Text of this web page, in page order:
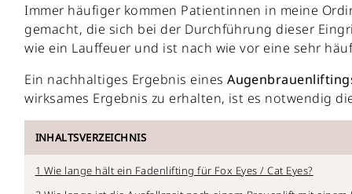
Immer häufiger kommen Patientinnen in meine
gemacht, die sich bei der Durchführung dieser
wie ein Lauffeuer und ist nach wie vor eine sehr
Ein nachhaltiges Ergebnis eines
wirksames Ergebnis zu erhalten, ist es notwendig
INHALTSVERZEICHNIS
Wie lange hält ein Fadenlifting für Fox Eyes / Cat Eyes?